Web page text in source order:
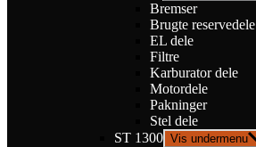
Bremser
Brugte reservedele
EL dele
Filtre
Karburator dele
Motordele
Pakninger
Stel dele
ST 1300 Vis undermenu